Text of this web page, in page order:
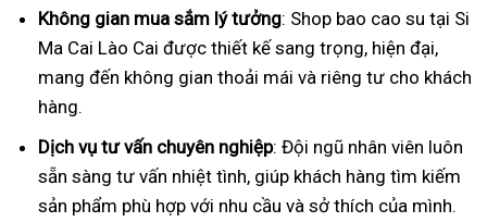
Không gian mua sắm lý tưởng: Shop bao cao su tại Si
Ma Cai Lào Cai được thiết kế sang trọng, hiện đại,
mang đến không gian thoải mái và riêng tư cho khách
hàng.
Dịch vụ tư vấn chuyên nghiệp: Đội ngũ nhân viên luôn
sẵn sàng tư vấn nhiệt tình, giúp khách hàng tìm kiếm
sản phẩm phù hợp với nhu cầu và sở thích của mình.